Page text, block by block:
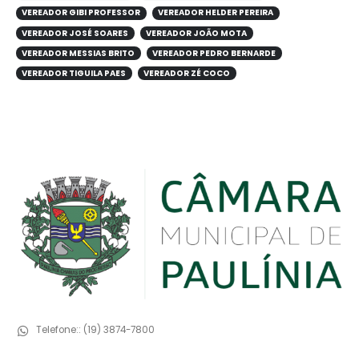
VEREADOR GIBI PROFESSOR
VEREADOR HELDER PEREIRA
VEREADOR JOSÉ SOARES
VEREADOR JOÃO MOTA
VEREADOR MESSIAS BRITO
VEREADOR PEDRO BERNARDE
VEREADOR TIGUILA PAES
VEREADOR ZÉ COCO
Telefone:: (19) 3874-7800